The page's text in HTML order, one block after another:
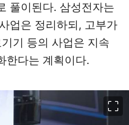
풀이된다. 삼성전자는
업은 정리하되, 고부가
기 등의 사업은 지속
한다는 계획이다.